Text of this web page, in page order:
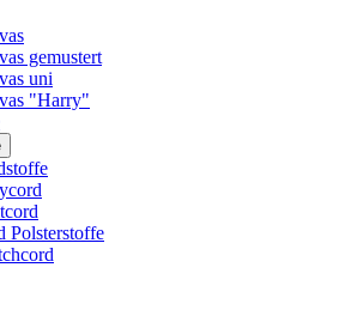
gemustert
uni
"Harry"
Polsterstoffe